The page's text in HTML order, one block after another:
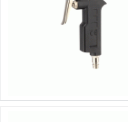
no 3.47€ līdz 4.67€